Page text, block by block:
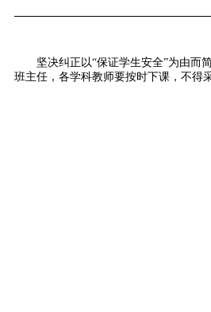
坚决纠正以“保证学生安全”为由而
班主任，各学科教师要按时下课，不